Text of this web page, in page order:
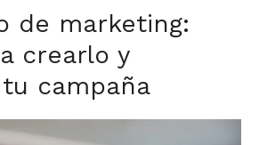
de marketing:
crearlo y
campaña